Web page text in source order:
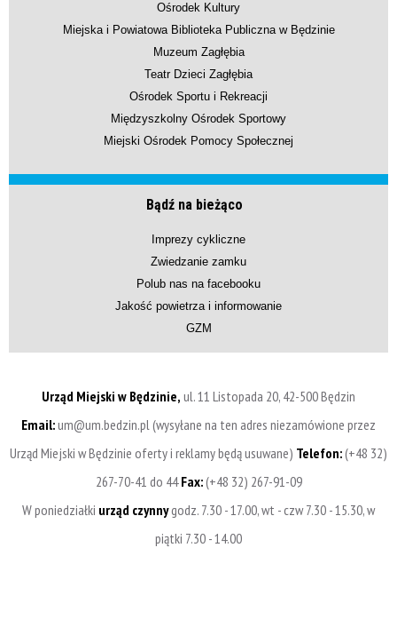
Ośrodek Kultury
Miejska i Powiatowa Biblioteka Publiczna w Będzinie
Muzeum Zagłębia
Teatr Dzieci Zagłębia
Ośrodek Sportu i Rekreacji
Międzyszkolny Ośrodek Sportowy
Miejski Ośrodek Pomocy Społecznej
Bądź na bieżąco
Imprezy cykliczne
Zwiedzanie zamku
Polub nas na facebooku
Jakość powietrza i informowanie
GZM
Urząd Miejski w Będzinie, ul. 11 Listopada 20, 42-500 Będzin
Email:um@um.bedzin.pl (wysyłane na ten adres niezamówione przez
Urząd Miejski w Będzinie oferty i reklamy będą usuwane) Telefon:(+48 32)
267-70-41 do 44Fax:(+48 32) 267-91-09
W poniedziałki urząd czynnygodz. 7.30 - 17.00, wt - czw 7.30 - 15.30, w
piątki 7.30 - 14.00